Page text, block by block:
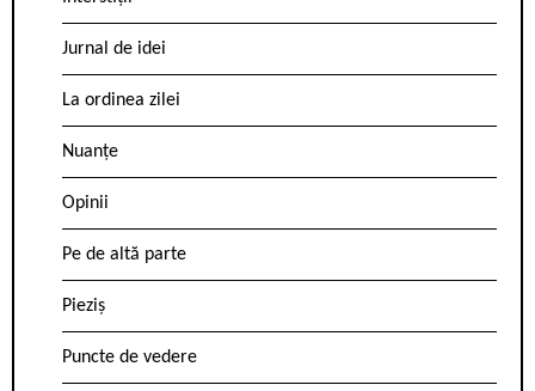
Jurnal de idei
La ordinea zilei
Nuanțe
Opinii
Pe de altă parte
Pieziș
Puncte de vedere